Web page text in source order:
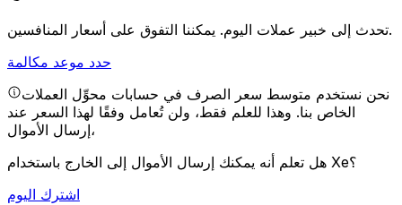
تحدث إلى خبير عملات اليوم.يمكننا التفوق على أسعار المنافسين.
حدد موعد مكالمة
نحن نستخدم متوسط سعر الصرف في حسابات محوِّل العملات
الخاص بنا. وهذا للعلم فقط، ولن تُعامل وفقًا لهذا السعر عند
إرسال الأموال،
هل تعلم أنه يمكنك إرسال الأموال إلى الخارج باستخدام Xe؟
اشترك اليوم